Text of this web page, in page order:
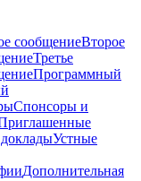
сообщениеВторое
Третье
Программный
Спонсоры и
Устные
Дополнительная